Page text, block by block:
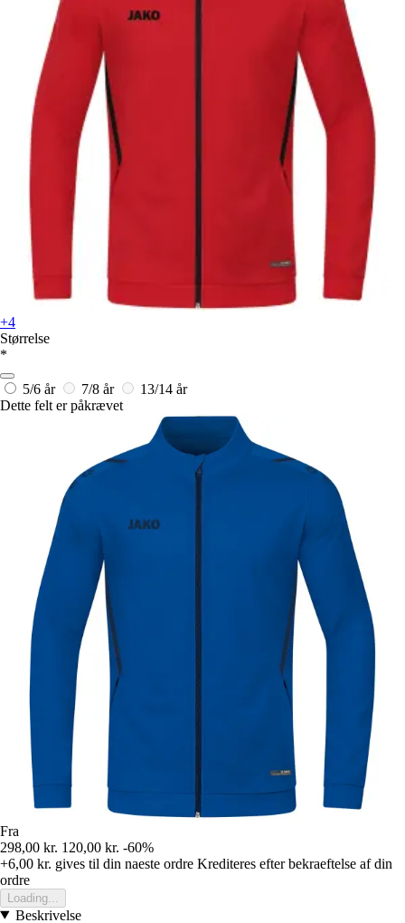
+4
Størrelse
*
5/6 år 7/8 år
13/14 år
Dette felt er påkrævet
Fra
298,00 kr. 120,00 kr. -60%
+6,00 kr. gives til din naeste ordre Krediteres efter bekraeftelse af din
ordre
Loading...
Beskrivelse